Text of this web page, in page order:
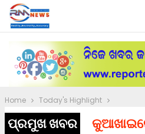
Home Today's Highlight
ପ୍ରମୁଖ ଖବରକୁଆଖାଇରେ